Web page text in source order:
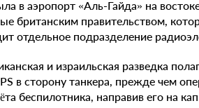
в аэропорт «Аль-Гайда» на
британским правительством,
отдельное подразделение
и израильская разведка
в сторону танкера, прежде чем
беспилотника, направив его на